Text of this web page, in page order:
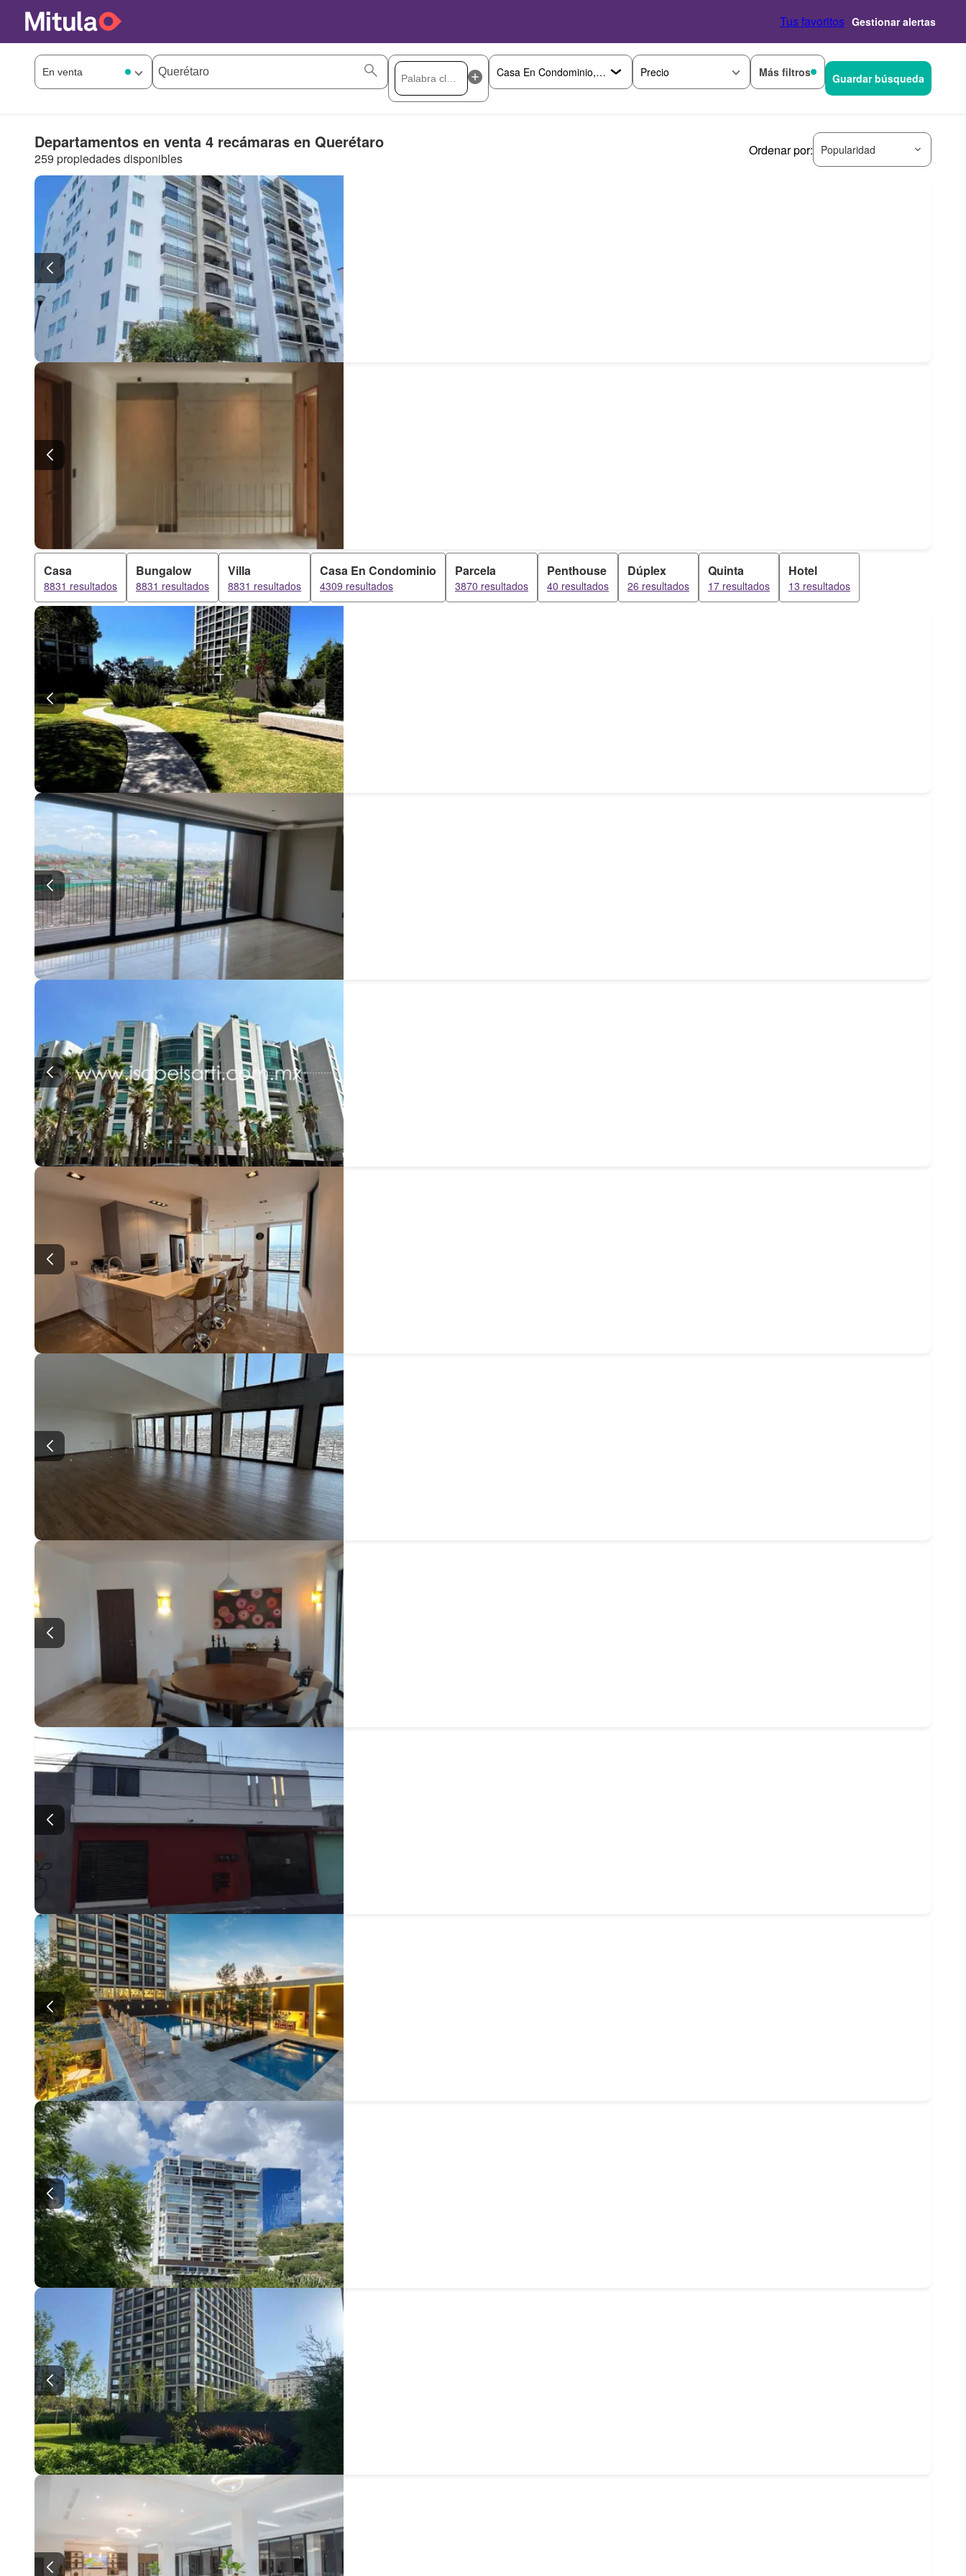
Tus favoritos Gestionar alertas
Precio Más filtros Guardar búsqueda
Departamentos en venta 4 recámaras en Querétaro
259 propiedades disponibles
Ordenar por: Popularidad
Casa
8831 resultados
Bungalow
8831 resultados
Villa
8831 resultados
Casa En Condominio
4309 resultados
Parcela
3870 resultados
Penthouse
40 resultados
Dúplex
26 resultados
Quinta
17 resultados
Hotel
13 resultados